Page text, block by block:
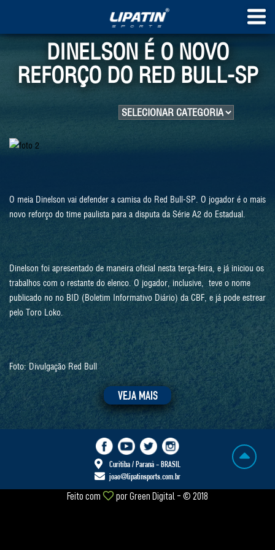
DINELSON É O NOVO
REFORÇO DO RED BULL-SP
O meia Dinelson vai defender a camisa do Red Bull-SP. O jogador é o mais
novo reforço do time paulista para a disputa da Série A2 do Estadual.
Dinelson foi apresentado de maneira oficial nesta terça-feira, e já iniciou os
trabalhos com o restante do elenco. O jogador, inclusive, teve o nome
publicado no no BID (Boletim Informativo Diário) da CBF, e já pode estrear
pelo Toro Loko.
Foto: Divulgação Red Bull
VEJA MAIS
Curitiba / Paraná - BRASIL
joao@lipatinsports.com.br
Feito com porGreen Digital - © 2018